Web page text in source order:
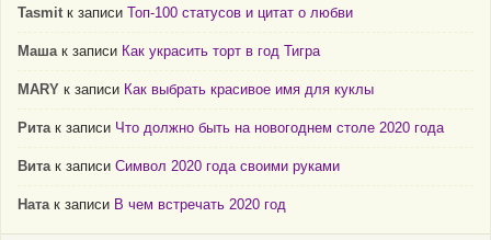
Tasmit к записи Топ-100 статусов и цитат о любви
Машак записи Как украсить торт в год Тигра
MARY к записи Как выбрать красивое имя для куклы
Ритак записи Что должно быть на новогоднем столе 2020 года
Витак записи Символ 2020 года своими руками
Натак записи В чем встречать 2020 год